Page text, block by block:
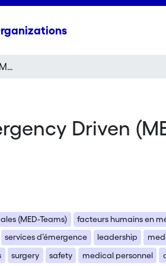
Leadership-Episoden in Medical Emergency Driven (MED) Teams: Anweisungen und deren Ausführung
Driven
(MED-Teams) facteurs humains en
services d’émergence leadership
surgery safety medical personnel